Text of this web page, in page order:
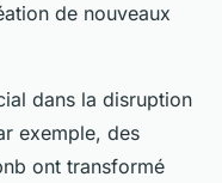
de nouveaux
dans la disruption
exemple, des
ont transformé